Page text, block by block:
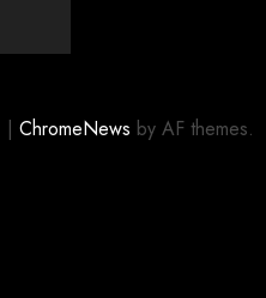
| ChromeNews by AF themes.